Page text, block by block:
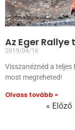
Az Eger Rallye
2019/04/16
Visszanéznéd a teljes
most megteheted!
Olvass tovább »
« Előző